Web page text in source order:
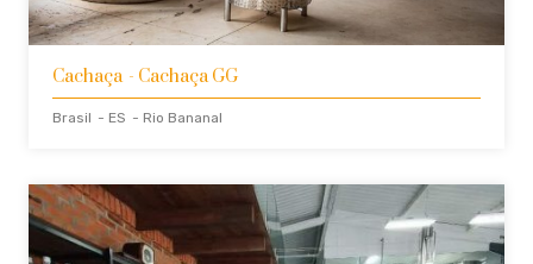
Cachaça - Cachaça GG
Brasil - ES - Rio Bananal